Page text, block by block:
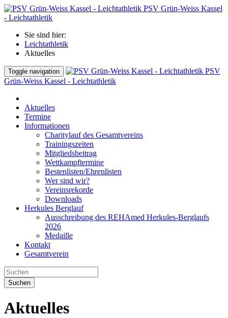
PSV Grün-Weiss Kassel
- Leichtathletik
Sie sind hier:
Leichtathletik
Aktuelles
Toggle navigation
PSV
Grün-Weiss Kassel - Leichtathletik
Aktuelles
Termine
Informationen
Charitylauf des Gesamtvereins
Trainingszeiten
Mitgliedsbeitrag
Wettkampftermine
Bestenlisten/Ehrenlisten
Wer sind wir?
Vereinsrekorde
Downloads
Herkules Berglauf
Ausschreibung des REHAmed Herkules-Berglaufs
2026
Medaille
Kontakt
Gesamtverein
Suchen
Aktuelles